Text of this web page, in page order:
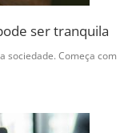
ser tranquila
sociedade. Começa com